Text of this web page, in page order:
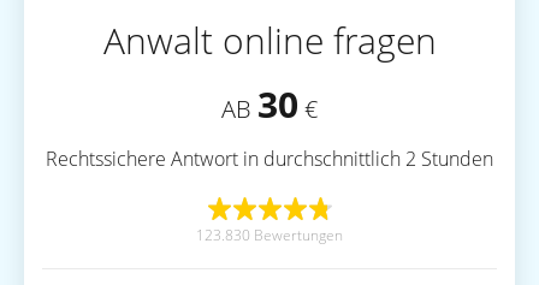
Anwalt online fragen
AB 30 €
Rechtssichere Antwort in durchschnittlich 2 Stunden
123.830 Bewertungen